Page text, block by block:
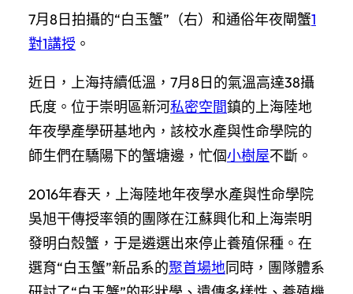
7月8日拍攝的“白玉蟹”（右）和通俗年夜閘蟹1
對1講授 。
近日，上海持續低溫，7月8日的氣溫高達38攝
氏度。位于崇明區新河私密空間鎮的上海陸地
年夜學產學研基地內，該校水產與性命學院的
師生們在驕陽下的蟹塘邊，忙個小樹屋不斷。
2016年春天，上海陸地年夜學水產與性命學院
吳旭干傳授率領的團隊在江蘇興化和上海崇明
發明白殼蟹，于是遴選出來停止養殖保種。在
選育“白玉蟹”新品系的聚首場地同時，團隊體系